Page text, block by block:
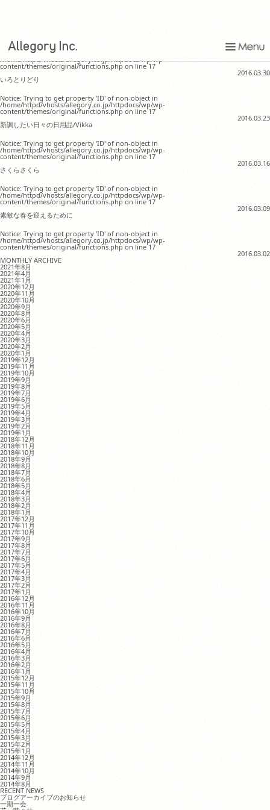
Notice: Trying to get property 'ID' of non-object in
/home/httpd/vhosts/allegory.co.jp/httpdocs/wp/wp-
content/themes/original/functions.php on line 17
2016.03.30
いろとりどり
Notice: Trying to get property 'ID' of non-object in
/home/httpd/vhosts/allegory.co.jp/httpdocs/wp/wp-
content/themes/original/functions.php on line 17
2016.03.23
新調したい日々の日用品/Vikka
Notice: Trying to get property 'ID' of non-object in
/home/httpd/vhosts/allegory.co.jp/httpdocs/wp/wp-
content/themes/original/functions.php on line 17
2016.03.16
さくらさくら
Notice: Trying to get property 'ID' of non-object in
/home/httpd/vhosts/allegory.co.jp/httpdocs/wp/wp-
content/themes/original/functions.php on line 17
2016.03.09
素敵な春を迎えるために
Notice: Trying to get property 'ID' of non-object in
/home/httpd/vhosts/allegory.co.jp/httpdocs/wp/wp-
content/themes/original/functions.php on line 17
2016.03.02
MONTHLY ARCHIVE
2021年8月
2021年4月
2021年1月
2020年12月
2020年11月
2020年10月
2020年9月
2020年8月
2020年6月
2020年5月
2020年4月
2020年3月
2020年2月
2020年1月
2019年12月
2019年11月
2019年10月
2019年9月
2019年8月
2019年7月
2019年6月
2019年5月
2019年4月
2019年3月
2019年2月
2019年1月
2018年12月
2018年11月
2018年10月
2018年9月
2018年8月
2018年7月
2018年6月
2018年5月
2018年4月
2018年3月
2018年2月
2018年1月
2017年12月
2017年11月
2017年10月
2017年9月
2017年8月
2017年7月
2017年6月
2017年5月
2017年4月
2017年3月
2017年2月
2017年1月
2016年12月
2016年11月
2016年10月
2016年9月
2016年8月
2016年7月
2016年6月
2016年5月
2016年4月
2016年3月
2016年2月
2016年1月
2015年12月
2015年11月
2015年10月
2015年9月
2015年8月
2015年7月
2015年6月
2015年5月
2015年4月
2015年3月
2015年2月
2015年1月
2014年12月
2014年11月
2014年10月
2014年9月
2014年8月
RECENT NEWS
ブログアーカイブのお知らせ
一期一会